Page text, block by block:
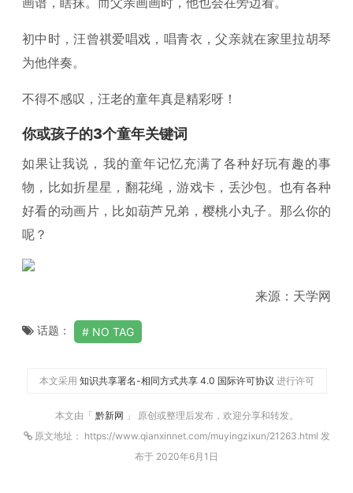
初中时，汪曾祺爱唱戏，唱青衣，父亲就在家里拉胡琴
为他伴奏。
不得不感叹，汪老的童年真是精彩呀！
你或孩子的3个童年关键词
如果让我说，我的童年记忆充满了各种好玩有趣的事
物，比如折星星，翻花绳，游戏卡，丢沙包。也有各种
好看的动画片，比如葫芦兄弟，樱桃小丸子。那么你的
呢？
来源：天学网
话题： NO TAG
本文采用 知识共享署名-相同方式共享 4.0 国际许可协议 进行许可
本文由「 黔新网 」 原创或整理后发布，欢迎分享和转发。
原文地址： https://www.qianxinnet.com/muyingzixun/21263.html 发
布于 2020年6月1日